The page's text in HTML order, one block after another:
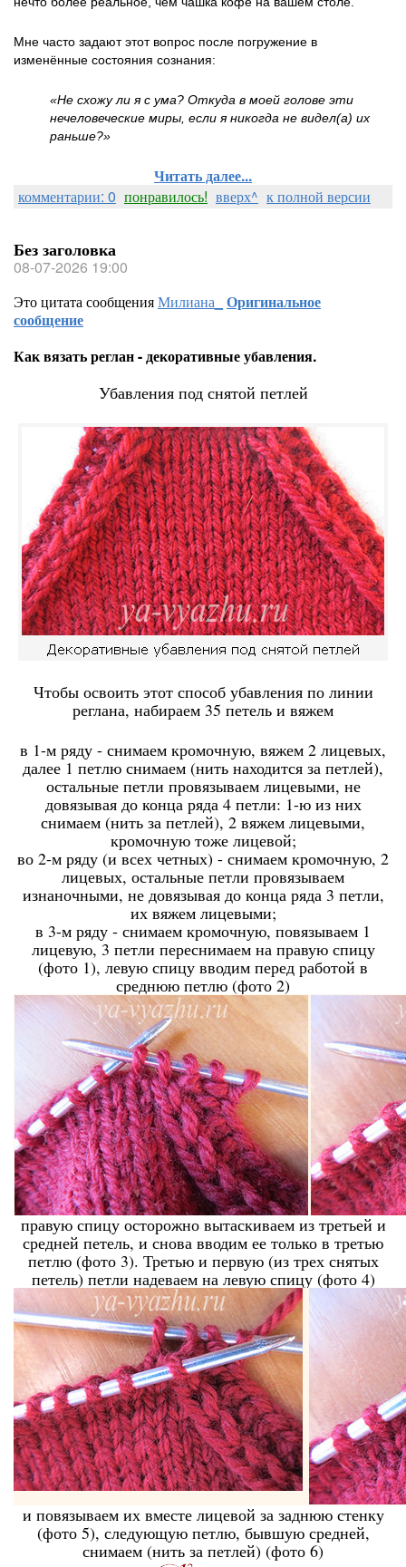
Мне часто задают этот вопрос после погружение в
изменённые состояния сознания:
«Не схожу ли я с ума? Откуда в моей голове эти
нечеловеческие миры, если я никогда не видел(а) их
раньше?»
Читать далее...
комментарии: 0 понравилось! вверх^ к полной версии
Без заголовка
08-07-2026 19:00
Это цитата сообщенияМилиана_ Оригинальное
сообщение
Как вязать реглан - декоративные убавления.
Убавления под снятой петлей
Чтобы освоить этот способ убавления по линии
реглана, набираем 35 петель и вяжем
в 1-м ряду - снимаем кромочную, вяжем 2 лицевых,
далее 1 петлю снимаем (нить находится за петлей),
остальные петли провязываем лицевыми, не
довязывая до конца ряда 4 петли: 1-ю из них
снимаем (нить за петлей), 2 вяжем лицевыми,
кромочную тоже лицевой;
во 2-м ряду (и всех четных) - снимаем кромочную, 2
лицевых, остальные петли провязываем
изнаночными, не довязывая до конца ряда 3 петли,
их вяжем лицевыми;
в 3-м ряду - снимаем кромочную, повязываем 1
лицевую, 3 петли переснимаем на правую спицу
(фото 1), левую спицу вводим перед работой в
среднюю петлю (фото 2)
правую спицу осторожно вытаскиваем из третьей и
средней петель, и снова вводим ее только в третью
петлю (фото 3). Третью и первую (из трех снятых
петель) петли надеваем на левую спицу (фото 4)
и повязываем их вместе лицевой за заднюю стенку
(фото 5), следующую петлю, бывшую средней,
снимаем (нить за петлей) (фото 6)